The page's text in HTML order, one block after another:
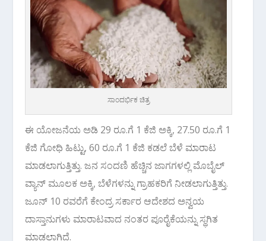
ಸಾಂದರ್ಭಿಕ ಚಿತ್ರ
ಈ ಯೋಜನೆಯ ಅಡಿ 29 ರೂ.ಗೆ 1 ಕೆಜಿ ಅಕ್ಕಿ, 27.50 ರೂ.ಗೆ 1
ಕೆಜಿ ಗೋಧಿ ಹಿಟ್ಟು, 60 ರೂ.ಗೆ 1 ಕೆಜಿ ಕಡಲೆ ಬೆಳೆ ಮಾರಾಟ
ಮಾಡಲಾಗುತ್ತಿತ್ತು. ಜನ ಸಂದಣಿ ಹೆಚ್ಚಿನ ಜಾಗಗಳಲ್ಲಿ ಮೊಬೈಲ್‌
ವ್ಯಾನ್‌ ಮೂಲಕ ಅಕ್ಕಿ, ಬೆಳೆಗಳನ್ನು ಗ್ರಾಹಕರಿಗೆ ನೀಡಲಾಗುತ್ತಿತ್ತು.
ಜೂನ್ 10 ರವರೆಗೆ ಕೇಂದ್ರ ಸರ್ಕಾರ ಆದೇಶದ ಅನ್ವಯ
ದಾಸ್ತಾನುಗಳು ಮಾರಾಟವಾದ ನಂತರ ಪೂರೈಕೆಯನ್ನು ಸ್ಥಗಿತ
ಮಾಡಲಾಗಿದೆ.